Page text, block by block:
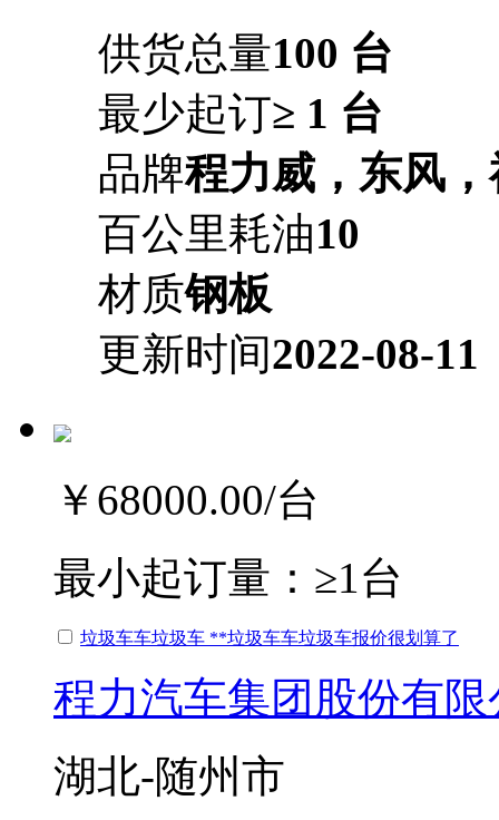
供货总量100 台
最少起订≥ 1 台
品牌程力威，东风
百公里耗油10
材质钢板
更新时间2022-08-11
￥68000.00/台
最小起订量： ≥1台
垃圾车车垃圾车 **垃圾车车垃圾车报价很划算了
程力汽车集团股份有限
湖北-随州市